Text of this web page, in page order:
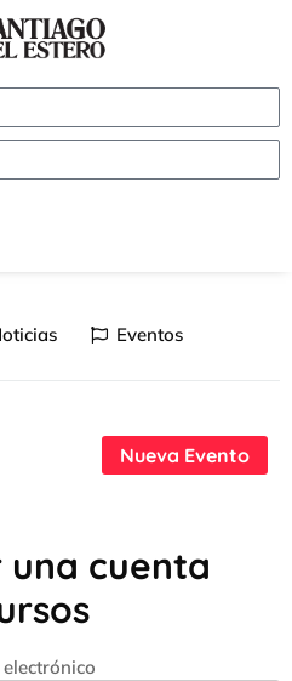
Eventos
Nueva Evento
una cuenta